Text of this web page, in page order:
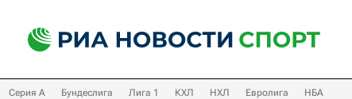
Серия А Бундеслига Лига 1 КХЛ НХЛ Евролига НБА